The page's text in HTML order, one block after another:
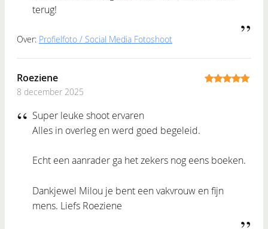
terug!
Over: Profielfoto / Social Media Fotoshoot
Roeziene
8 december 2025
Super leuke shoot ervaren
Alles in overleg en werd goed begeleid.
Echt een aanrader ga het zekers nog eens boeken.
Dankjewel Milou je bent een vakvrouw en fijn
mens. Liefs Roeziene